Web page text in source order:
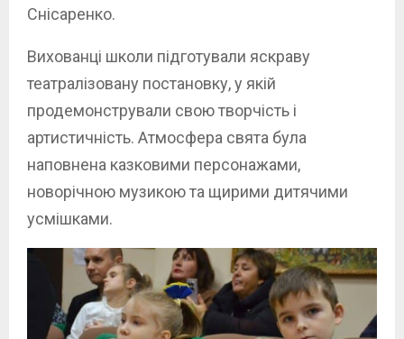
Снісаренко.
Вихованці школи підготували яскраву
театралізовану постановку, у якій
продемонстрували свою творчість і
артистичність. Атмосфера свята була
наповнена казковими персонажами,
новорічною музикою та щирими дитячими
усмішками.